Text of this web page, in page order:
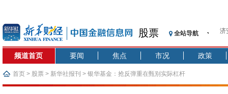
股票 全站导航
【
记
【
频道首页 要闻 焦点 市况 政策
首页 > 股票 > 新华社报刊 > 银华基金：抢反弹重在甄别实际杠杆